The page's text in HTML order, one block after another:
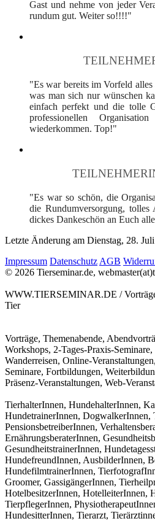
Gast und nehme von jeder
rundum gut. Weiter so!!!!"
"Es war bereits im Vorfeld
was man sich nur wünschen
einfach perfekt und die tolle
professionellen
wiederkommen. Top!"
"Es war so schön, die
die Rundumversorgung,
dickes Dankeschön an Euch
Letzte Änderung am Dienstag, 28.
Impressum DatenschutzAGB
© 2026 Tierseminar.de,
WWW.TIERSEMINAR.DE /
Tier
Vorträge, Themenabende,
Workshops, 2-Tages-Praxis-
Wanderreisen, Online-
Seminare, Fortbildungen,
Präsenz-Veranstaltungen, Web-
TierhalterInnen, HundehalterInnen,
HundetrainerInnen, DogwalkerInnen,
PensionsbetreiberInnen,
ErnährungsberaterInnen,
GesundheitstrainerInnen,
HundefreundInnen, AusbilderInnen,
HundefilmtrainerInnen,
Groomer, GassigängerInnen,
HotelbesitzerInnen, HotelleiterInnen,
TierpflegerInnen,
HundesitterInnen, Tierarzt,